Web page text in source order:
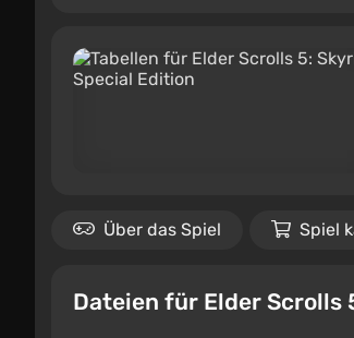
Über das Spiel Spiel
Dateien für Elder Scrolls